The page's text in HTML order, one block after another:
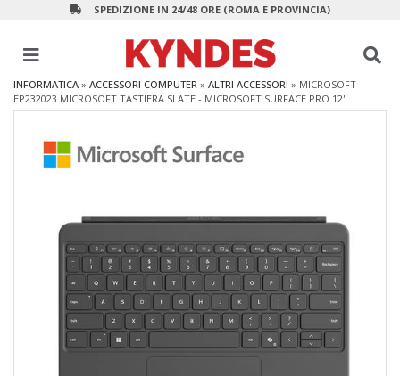
SPEDIZIONE IN 24/48 ORE (ROMA E PROVINCIA)
INFORMATICA » ACCESSORI COMPUTER » ALTRI ACCESSORI » MICROSOFT
EP232023 MICROSOFT TASTIERA SLATE - MICROSOFT SURFACE PRO 12"